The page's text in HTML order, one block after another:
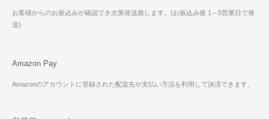
お客様からのお振込みが確認でき次第発送致します。(お振込み後 1～5営業日で発
送)
Amazon Pay
Amazonのアカウントに登録された配送先や支払い方法を利用して決済できます。